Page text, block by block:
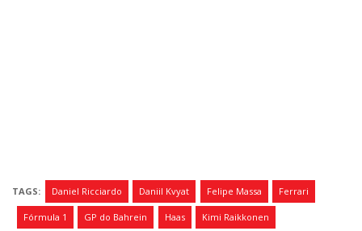
TAGS: Daniel Ricciardo Daniil Kvyat Felipe Massa Ferrari
Fórmula 1 GP do Bahrein Haas Kimi Raikkonen